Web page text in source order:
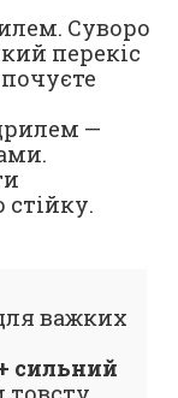
Суворо
перекіс
—
стійку.
важких
сильний